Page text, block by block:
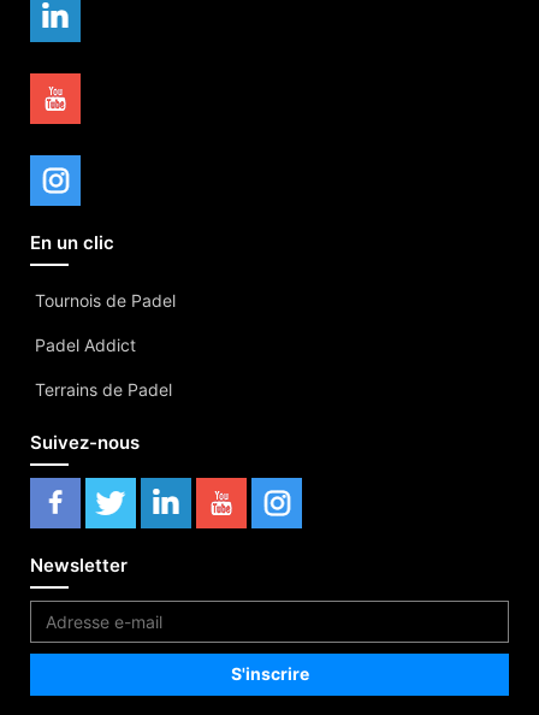
En un clic
Tournois de Padel
Padel Addict
Terrains de Padel
Suivez-nous
Newsletter